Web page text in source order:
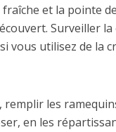
et la pointe
Surveiller la
vous utilisez de la
remplir les
en les